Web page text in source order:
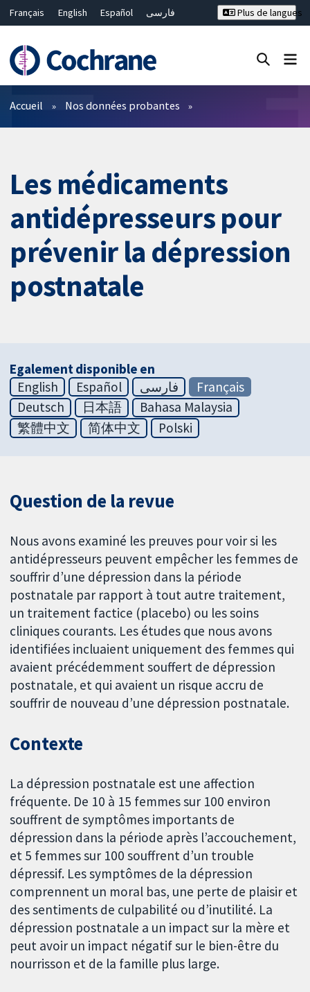
Français English Español
فارسی
Bahasa Malaysia
ไทย
繁體中文
简体中文
Plus de langues
Filtres
Accueil Nos données probantes
Les médicaments
antidépresseurs pour
prévenir la dépression
postnatale
Egalement disponible en
English
Español فارسی
Français
Deutsch
日本語
Bahasa Malaysia
繁體中文
简体中文 Polski
Question de la revue
Nous avons examiné les preuves pour voir si les
antidépresseurs peuvent empêcher les femmes de
souffrir d’une dépression dans la période
postnatale par rapport à tout autre traitement,
un traitement factice (placebo) ou les soins
cliniques courants. Les études que nous avons
identifiées incluaient uniquement des femmes qui
avaient précédemment souffert de dépression
postnatale, et qui avaient un risque accru de
souffrir de nouveau d’une dépression postnatale.
Contexte
La dépression postnatale est une affection
fréquente. De 10 à 15 femmes sur 100 environ
souffrent de symptômes importants de
dépression dans la période après l’accouchement,
et 5 femmes sur 100 souffrent d’un trouble
dépressif. Les symptômes de la dépression
comprennent un moral bas, une perte de plaisir et
des sentiments de culpabilité ou d’inutilité. La
dépression postnatale a un impact sur la mère et
peut avoir un impact négatif sur le bien-être du
nourrisson et de la famille plus large.